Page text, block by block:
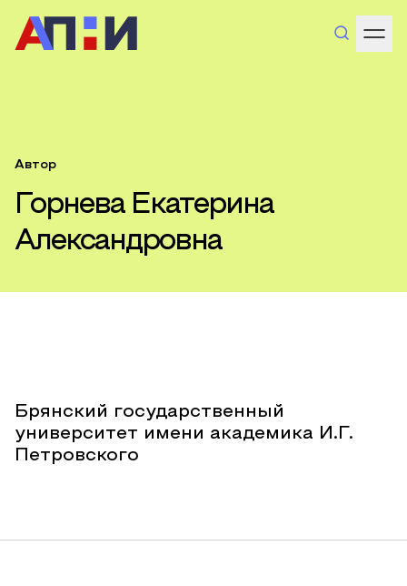
Автор
Горнева Екатерина
Александровна
Брянский государственный
университет имени академика И.Г.
Петровского